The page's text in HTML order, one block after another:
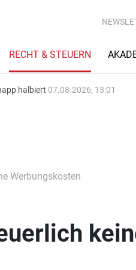
RECHT & STEUERN
halbiert 07.08.2026, 13:01
Werbungskosten